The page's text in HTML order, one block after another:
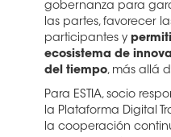
gobernanza para
las partes, favorecer
participantes y
ecosistema de
del tiempo, más allá
Para ESTIA, socio
la Plataforma Digital
la cooperación